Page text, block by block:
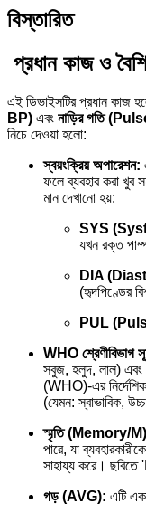
বিস্তারিত
প্রধান কাজ ও
এই ডিভাইসটির প্রধান কাজ
BP) এবং নাড়ির গতি
নিচে দেওয়া হলো:
স্বয়ংক্রিয় অপারেশন:
ফলে ব্যবহার করা খুব
মান দেখানো হয়:
SYS
যখন রক্ত
DIA
(হৃদপিণ্ডের
PUL
WHO শ্রেণীবিভাগ
সবুজ, হলুদ, লাল) এবং
(WHO)-এর
(যেমন: স্বাভাবিক,
স্মৃতি (Memory/
পারে, যা
সাহায্য করে। ছবিতে
গড় (AVG): এটি